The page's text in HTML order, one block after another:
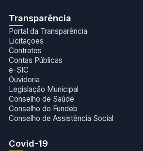
Transparência
Portal da Transparência
Licitações
Contratos
Contas Públicas
e-SIC
Ouvidoria
Legislação Municipal
Conselho de Saúde
Conselho do Fundeb
Conselho de Assistência Social
Covid-19